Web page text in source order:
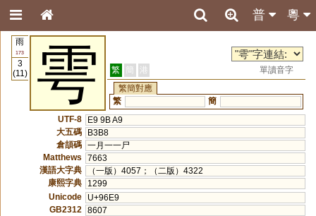
粵
普
雨
173
3
(11)
雩 繁 簡 港
單讀音字
繁簡對應
繁
簡
UTF-8
E9 9B A9
大五碼
B3B8
倉頡碼 一月一一尸
Matthews
7663
漢語大字典
（一版）4057；（二版）4322
康熙字典
1299
Unicode
U+96E9
GB2312
8607